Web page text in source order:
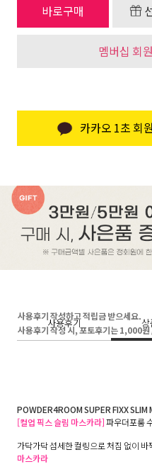
바로구매
멤버십 회
카카오 1초 회
사용후기 상
사용후기 작성하고 적립금 받으세요.
사용후기 작성 시, 포토후기는 1,000
POWDER4ROOM SUPER FIXX SLIM
[컬업 픽스 슬림 마스카라]파우더포룸
가닥가닥 섬세한 컬링으로 처짐 없이
마스카라